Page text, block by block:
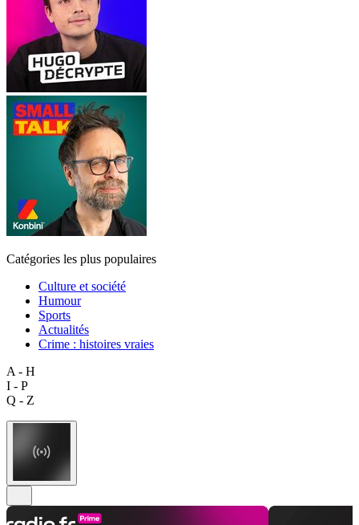
Catégories les plus populaires
Culture et société
Humour
Sports
Actualités
Crime : histoires vraies
A - H
I - P
Q - Z